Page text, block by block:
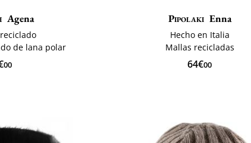
Agena
de lana polar
00
Pipolaki Enna
Hecho en Italia
Mallas recicladas
64€00